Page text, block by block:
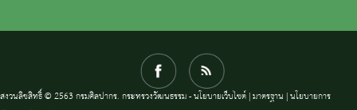
สงวนลิขสิทธิ์ © 2563 กรมศิลปากร. กระทรวงวัฒนธรรม -นโยบายเว็บไซต์|มาตรฐาน |นโยบายการ